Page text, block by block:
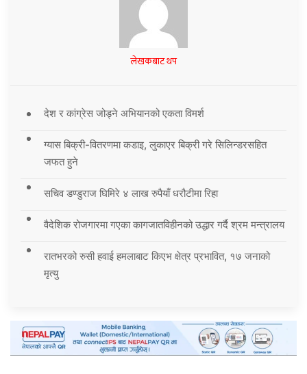
लेखकबाट थप
देश र कांग्रेस जोड्ने अभियानको एकता विमर्श
ग्यास बिक्री-वितरणमा कडाइ, लुकाएर बिक्री गरे सिलिन्डरसहित
जफत हुने
सचिव डण्डुराज घिमिरे ४ लाख रुपैयाँ धरौटीमा रिहा
वैदेशिक रोजगारमा गएका कागजातविहीनको उद्धार गर्दै श्रम मन्त्रालय
रातभरको रुसी हवाई हमलाबाट किएभ क्षेत्र प्रभावित, १७ जनाको
मृत्यु